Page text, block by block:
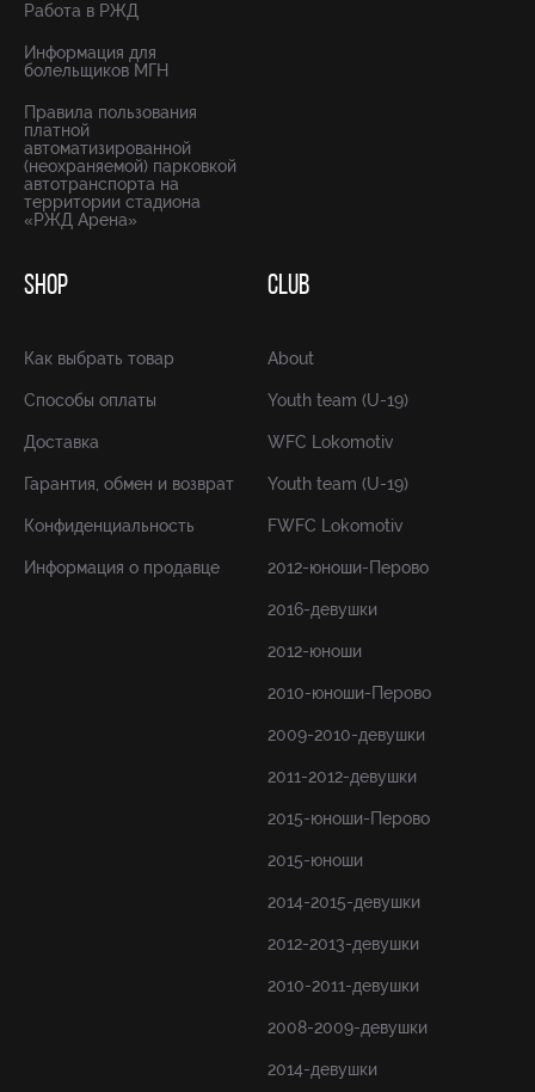
Работа в РЖД
Информация для
болельщиков МГН
Правила пользования
платной
автоматизированной
(неохраняемой) парковкой
автотранспорта на
территории стадиона
«РЖД Арена»
SHOP
Как выбрать товар
Способы оплаты
Доставка
Гарантия, обмен и возврат
Конфиденциальность
Информация о продавце
CLUB
About
Youth team (U-19)
WFC Lokomotiv
Youth team (U-19)
FWFC Lokomotiv
2012-юноши-Перово
2016-девушки
2012-юноши
2010-юноши-Перово
2009-2010-девушки
2011-2012-девушки
2015-юноши-Перово
2015-юноши
2014-2015-девушки
2012-2013-девушки
2010-2011-девушки
2008-2009-девушки
2014-девушки